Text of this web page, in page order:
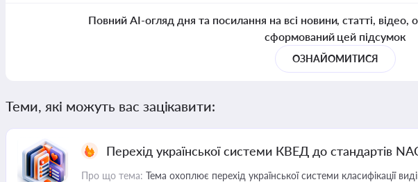
Повний AI-огляд дня та посилання на всі новини, статті, відео,
сформований цей підсумок
ОЗНАЙОМИТИСЯ
Теми, які можуть вас зацікавити:
Перехід української системи КВЕД до стандартів
Про що тема: Тема охоплює перехід української системи класифікації